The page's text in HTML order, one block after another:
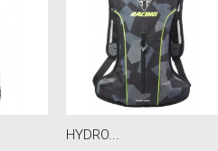
HYDRO...